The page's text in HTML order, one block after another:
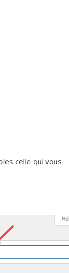
celle qui vous